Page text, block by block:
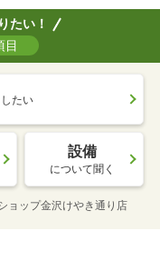
たい！
目
したい
設備
について聞く
ョップ金沢けやき通り店